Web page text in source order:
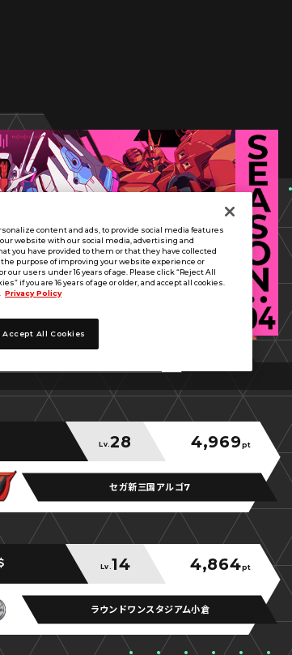
Lv.28 4,969 pt
セガ新三国アルゴ7
Lv.14 4,864pt
ラウンドワンスタジアム小倉
content and ads, to provide social media features
website with our social media, advertising and
you have provided to them or that they have collected
purpose of improving your website experience or
users under 16 years of age. Please click “Reject All
if you are 16 years of age or older, and accept all cookies.
Privacy Policy
Accept All Cookies